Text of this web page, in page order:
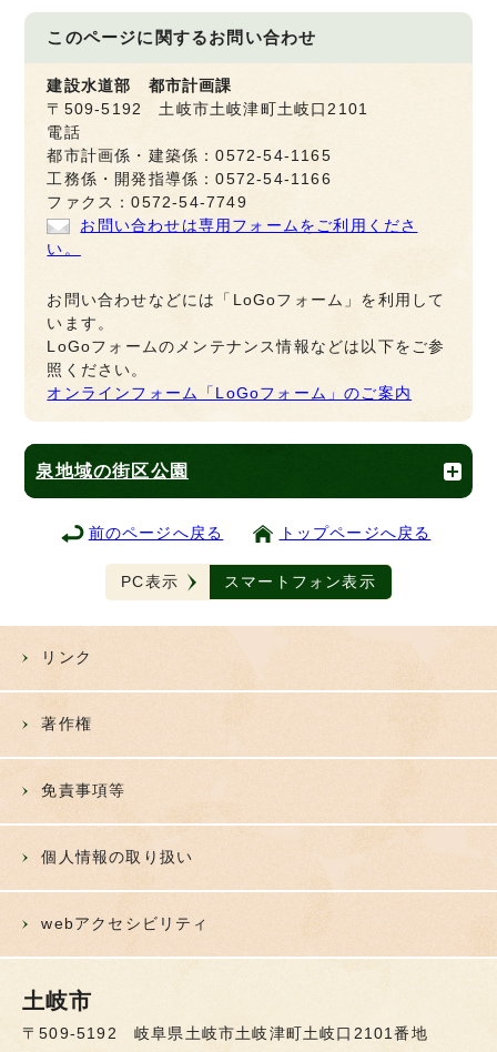
このページに関するお問い合わせ
建設水道部 都市計画課
〒509-5192 土岐市土岐津町土岐口2101
電話
都市計画係・建築係：0572-54-1165
工務係・開発指導係：0572-54-1166
ファクス：0572-54-7749
お問い合わせは専用フォームをご利用くださ
い。
お問い合わせなどには「LoGoフォーム」を利用して
います。
LoGoフォームのメンテナンス情報などは以下をご参
照ください。
オンラインフォーム「LoGoフォーム」のご案内
泉地域の街区公園
前のページへ戻る トップページへ戻る
PC表示 スマートフォン表示
リンク
著作権
免責事項等
個人情報の取り扱い
webアクセシビリティ
土岐市
〒509-5192 岐阜県土岐市土岐津町土岐口2101番地